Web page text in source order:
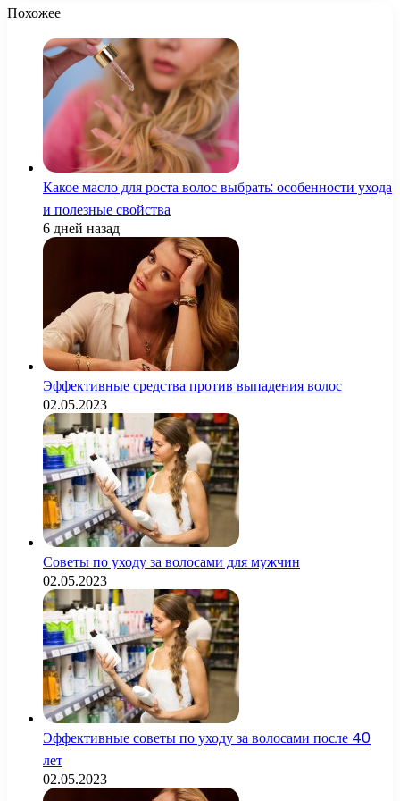
Похожее
Какое масло для роста волос выбрать: особенности ухода
и полезные свойства
6 дней назад
Эффективные средства против выпадения волос
02.05.2023
Советы по уходу за волосами для мужчин
02.05.2023
Эффективные советы по уходу за волосами после 40
лет
02.05.2023